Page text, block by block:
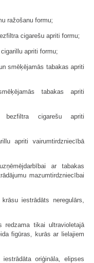
ražošanu formu;
cigarešu apriti formu;
apriti formu;
smēķējamās tabakas apriti
tabakas apriti
cigarešu apriti
apriti vairumtirdzniecībā
ar tabakas
mazumtirdzniecībai
iestrādāts neregulārs,
tikai ultravioletajā
figūras, kurās ar lielajiem
oriģināla, elipses